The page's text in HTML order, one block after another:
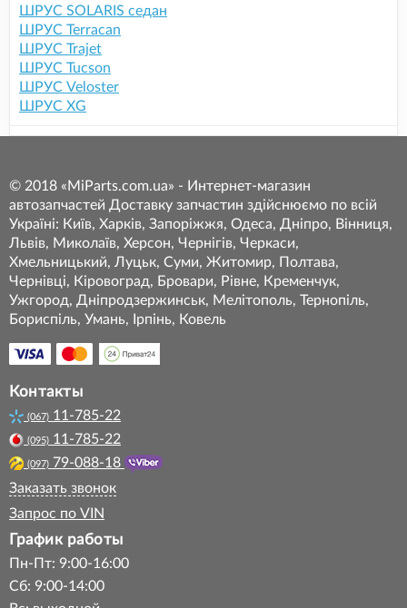
ШРУС SOLARIS седан
ШРУС Terracan
ШРУС Trajet
ШРУС Tucson
ШРУС Veloster
ШРУС XG
© 2018 «MiParts.com.ua» - Интернет-магазин
автозапчастей Доставку запчастин здійснюємо по всій
Україні: Київ, Харків, Запоріжжя, Одеса, Дніпро, Вінниця,
Львів, Миколаїв, Херсон, Чернігів, Черкаси,
Хмельницький, Луцьк, Суми, Житомир, Полтава,
Чернівці, Кіровоград, Бровари, Рівне, Кременчук,
Ужгород, Дніпродзержинськ, Мелітополь, Тернопіль,
Бориспіль, Умань, Ірпінь, Ковель
Контакты
(067) 11-785-22
(095) 11-785-22
(097) 79-088-18
Заказать звонок
Запрос по VIN
График работы
Пн-Пт: 9:00-16:00
Сб: 9:00-14:00